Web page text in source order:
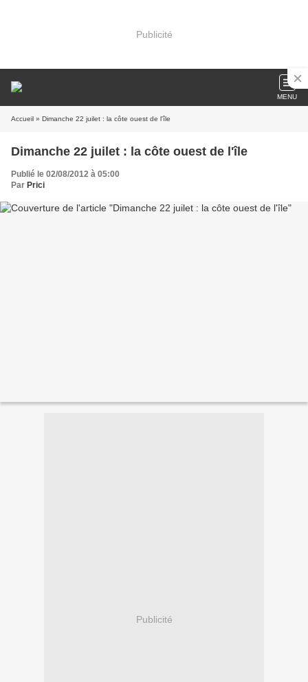
Publicité
MENU
Accueil » Dimanche 22 juilet : la côte ouest de l'île
Dimanche 22 juilet : la côte ouest de l'île
Publié le 02/08/2012 à 05:00
Par Prici
Publicité